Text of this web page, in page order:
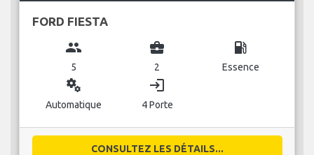
FORD FIESTA
group
5
business_center
2
local_gas_station
Essence
miscellaneous_services
Automatique
login
4 Porte
CONSULTEZ LES DÉTAILS...